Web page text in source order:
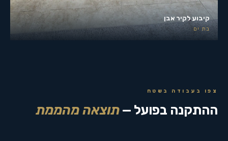
קיבוע לקיר אבן
בת ים
צפו בעבודה בשטח
ההתקנה בפועל — תוצאה מהממת